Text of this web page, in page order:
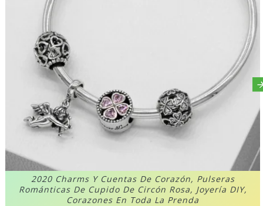
2020 Charms Y Cuentas De Corazón, Pulseras
Románticas De Cupido De Circón Rosa, Joyería DIY,
Corazones En Toda La Prenda